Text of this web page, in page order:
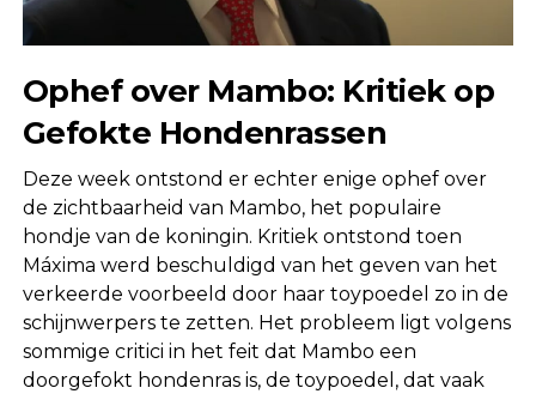
Ophef over Mambo: Kritiek op
Gefokte Hondenrassen
Deze week ontstond er echter enige ophef over
de zichtbaarheid van Mambo, het populaire
hondje van de koningin. Kritiek ontstond toen
Máxima werd beschuldigd van het geven van het
verkeerde voorbeeld door haar toypoedel zo in de
schijnwerpers te zetten. Het probleem ligt volgens
sommige critici in het feit dat Mambo een
doorgefokt hondenras is, de toypoedel, dat vaak